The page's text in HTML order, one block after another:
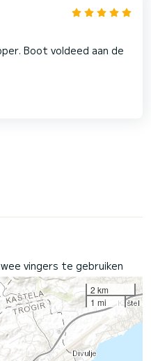
Boot voldeed aan de
vingers te gebruiken
2 km
1 mi